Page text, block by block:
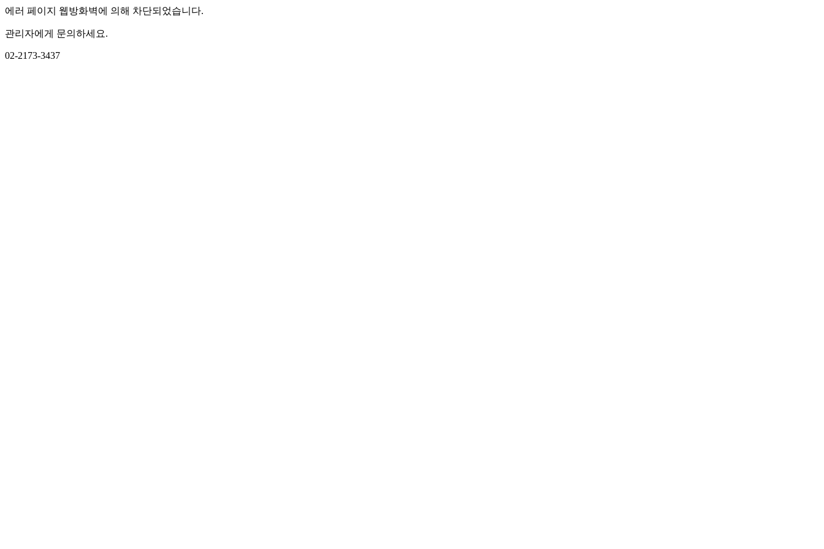
에러 페이지 웹방화벽에 의해 차단되었습니다.
관리자에게 문의하세요.
02-2173-3437